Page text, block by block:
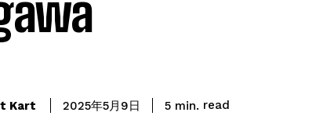
Kart 2025年5月9日 5 min. read